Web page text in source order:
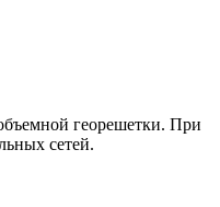
георешетки. При
сетей.